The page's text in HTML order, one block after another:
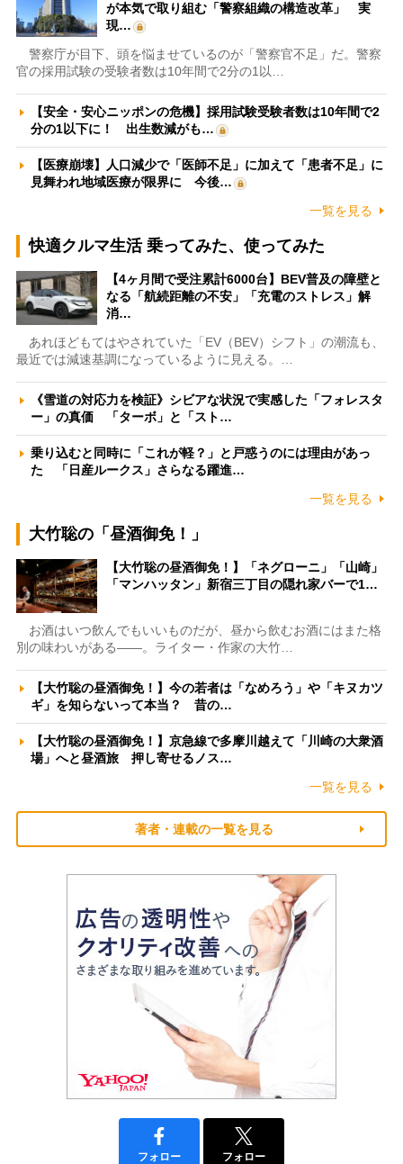
が本気で取り組む「警察組織の構造改革」 実
現…
警察庁が目下、頭を悩ませているのが「警察官不足」だ。警察
官の採用試験の受験者数は10年間で2分の1以…
【安全・安心ニッポンの危機】採用試験受験者数は10年間で2
分の1以下に！ 出生数減がも…
【医療崩壊】人口減少で「医師不足」に加えて「患者不足」に
見舞われ地域医療が限界に 今後…
一覧を見る
快適クルマ生活 乗ってみた、使ってみた
【4ヶ月間で受注累計6000台】BEV普及の障壁と
なる「航続距離の不安」「充電のストレス」解
消…
あれほどもてはやされていた「EV（BEV）シフト」の潮流も、
最近では減速基調になっているように見える。…
《雪道の対応力を検証》シビアな状況で実感した「フォレスタ
ー」の真価 「ターボ」と「スト…
乗り込むと同時に「これが軽？」と戸惑うのには理由があっ
た 「日産ルークス」さらなる躍進…
一覧を見る
大竹聡の「昼酒御免！」
【大竹聡の昼酒御免！】「ネグローニ」「山崎」
「マンハッタン」新宿三丁目の隠れ家バーで1…
お酒はいつ飲んでもいいものだが、昼から飲むお酒にはまた格
別の味わいがある――。ライター・作家の大竹…
【大竹聡の昼酒御免！】今の若者は「なめろう」や「キヌカツ
ギ」を知らないって本当？ 昔の…
【大竹聡の昼酒御免！】京急線で多摩川越えて「川崎の大衆酒
場」へと昼酒旅 押し寄せるノス…
一覧を見る
著者・連載の一覧を見る
フォロー フォロー